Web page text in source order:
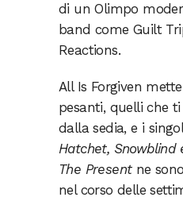
di un Olimpo
band come Guilt
Reactions.
All Is Forgiven
pesanti, quelli che
dalla sedia, e i
Hatchet, Snowblind
The Presentne
nel corso delle